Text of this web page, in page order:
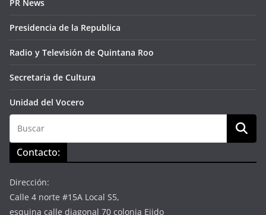
PR News
Presidencia de la Republica
Radio y Televisión de Quintana Roo
Secretaria de Cultura
Unidad del Vocero
Contacto:
Dirección:
Calle 4 norte #15A Local S5,
esquina calle diagonal 70 colonia Ejido